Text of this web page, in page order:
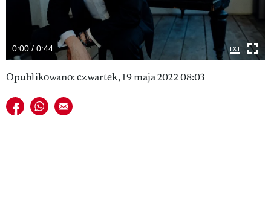
VIVA!LIFESTYLE
VIVA!PEOPLE POWER
VIVA!ITAKA
MAGAZYN VIVA!
0:00 / 0:44
Opublikowano: czwartek, 19 maja 2022 08:03
Udostępnij na facebook
Udostępnij na whatsapp
E-mail do przyjaciela